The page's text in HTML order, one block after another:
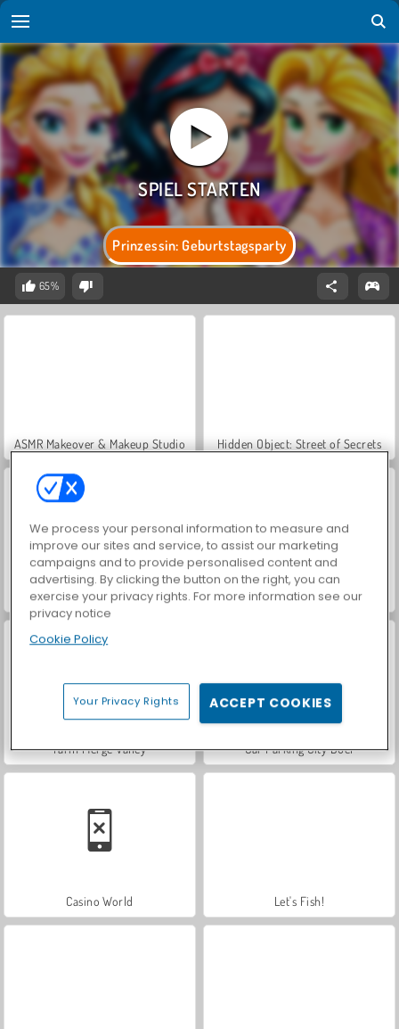
Prinzessin: Geburtstagsparty
65%
ASMR Makeover & Makeup Studio Hidden Object: Street of Secrets
VegaMix Da Vinci Puzzles World War 2 Shooter
Farm Merge Valley Car Parking City Duel
Casino World Let's Fish!
We process your personal information to measure and
improve our sites and service, to assist our marketing
campaigns and to provide personalised content and
advertising. By clicking the button on the right, you can
exercise your privacy rights. For more information see our
privacy notice
Cookie Policy
Your Privacy Rights ACCEPT COOKIES